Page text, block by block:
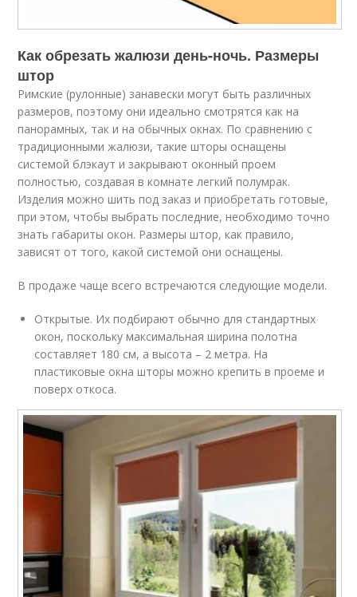
Как обрезать жалюзи день-ночь. Размеры
штор
Римские (рулонные) занавески могут быть различных
размеров, поэтому они идеально смотрятся как на
панорамных, так и на обычных окнах. По сравнению с
традиционными жалюзи, такие шторы оснащены
системой блэкаут и закрывают оконный проем
полностью, создавая в комнате легкий полумрак.
Изделия можно шить под заказ и приобретать готовые,
при этом, чтобы выбрать последние, необходимо точно
знать габариты окон. Размеры штор, как правило,
зависят от того, какой системой они оснащены.
В продаже чаще всего встречаются следующие модели.
Открытые. Их подбирают обычно для стандартных
окон, поскольку максимальная ширина полотна
составляет 180 см, а высота – 2 метра. На
пластиковые окна шторы можно крепить в проеме и
поверх откоса.